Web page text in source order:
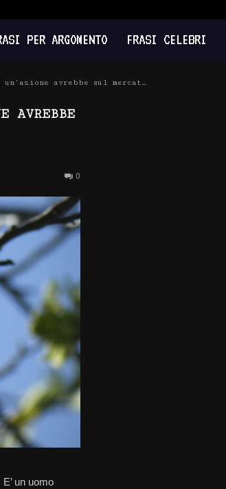
PER ARGOMENTO FRASI CELEBRI
avrebbe sul mercat…
AVREBBE
0
un uomo